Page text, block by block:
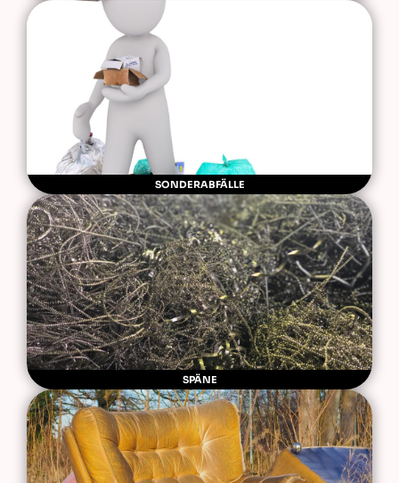
SONDERABFÄLLE
SPÄNE